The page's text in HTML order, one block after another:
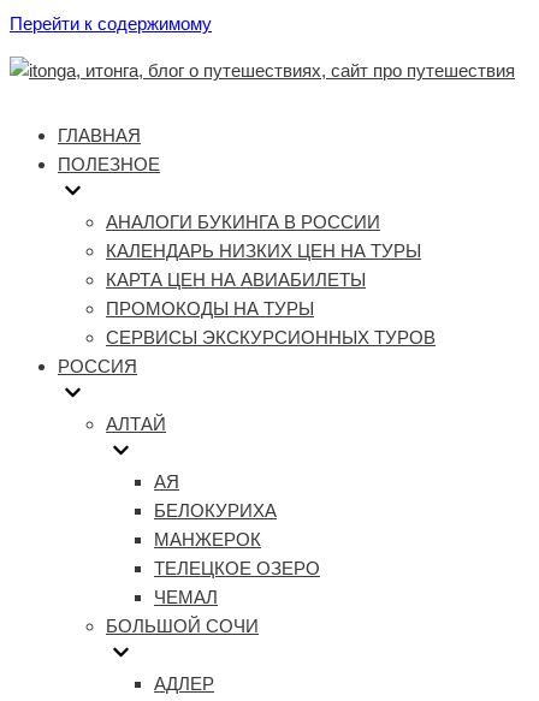
Перейти к содержимому
ГЛАВНАЯ
ПОЛЕЗНОЕ
АНАЛОГИ БУКИНГА В РОССИИ
КАЛЕНДАРЬ НИЗКИХ ЦЕН НА ТУРЫ
КАРТА ЦЕН НА АВИАБИЛЕТЫ
ПРОМОКОДЫ НА ТУРЫ
СЕРВИСЫ ЭКСКУРСИОННЫХ ТУРОВ
РОССИЯ
АЛТАЙ
АЯ
БЕЛОКУРИХА
МАНЖЕРОК
ТЕЛЕЦКОЕ ОЗЕРО
ЧЕМАЛ
БОЛЬШОЙ СОЧИ
АДЛЕР